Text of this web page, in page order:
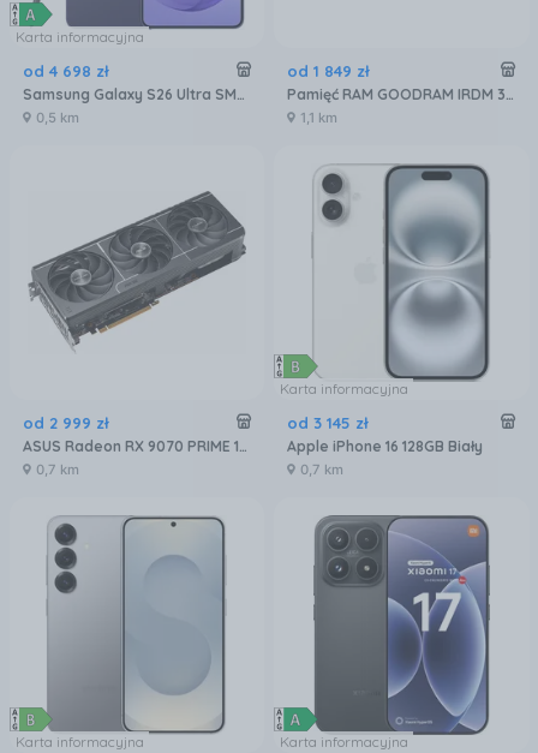
Karta informacyjna
od 4 698 zł
Samsung Galaxy S26 Ultra SM-S948 5G 12/512GB Fioletowy
0,5 km
od 1 849 zł
Pamięć RAM GOODRAM IRDM 32GB 2x16GB 6400MHz DDR5 CL32 (IR-6400D564L32S)
1,1 km
od 2 999 zł
ASUS Radeon RX 9070 PRIME 16GB OC (GRATIPASU544)
0,7 km
Karta informacyjna
od 3 145 zł
Apple iPhone 16 128GB Biały
0,7 km
Karta informacyjna Karta informacyjna